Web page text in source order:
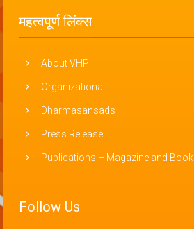
महत्वपूर्ण लिंक्स
About VHP
Organizational
Dharmasansads
Press Release
Publications – Magazine and Book
Follow Us